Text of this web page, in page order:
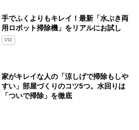
手でふくよりもキレイ！最新「水ぶき両
用ロボット掃除機」をリアルにお試し
PR
家がキレイな人の「涼しげで掃除もしや
すい」部屋づくりのコツ5つ。水回りは
「ついで掃除」を徹底